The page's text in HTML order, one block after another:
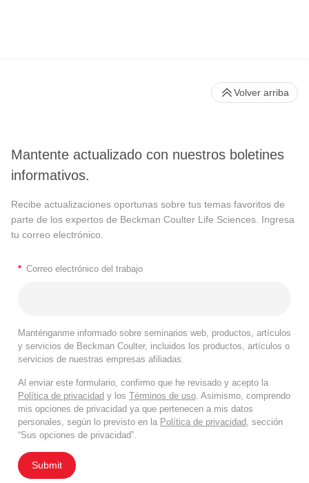
Mantente actualizado con nuestros boletines
informativos.
Recibe actualizaciones oportunas sobre tus temas favoritos de
parte de los expertos de Beckman Coulter Life Sciences. Ingresa
tu correo electrónico.
* Correo electrónico del trabajo
Manténganme informado sobre seminarios web, productos, artículos
y servicios de Beckman Coulter, incluidos los productos, artículos o
servicios de nuestras empresas afiliadas.
Al enviar este formulario, confirmo que he revisado y acepto la
Política de privacidad y los Términos de uso . Asimismo, comprendo
mis opciones de privacidad ya que pertenecen a mis datos
personales, según lo previsto en la Política de privacidad , sección
“Sus opciones de privacidad”.
Submit
Volver arriba